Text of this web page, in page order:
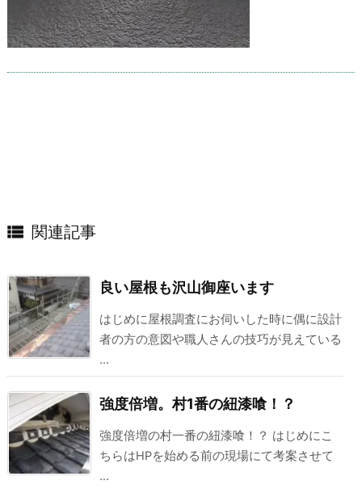
 関連記事
良い屋根も沢山御座います
はじめに屋根調査にお伺いした時に偶に設計
者の方の意図や職人さんの技巧が見えている
...
強度倍増。村1番の紐漆喰！？
強度倍増の村一番の紐漆喰！？ はじめにこ
ちらはHPを始める前の現場にて考案させて
...